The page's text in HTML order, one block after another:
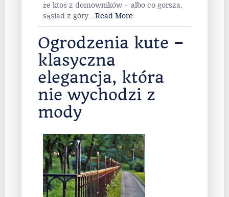
że ktoś z domowników – albo co gorsza,
sąsiad z góry… Read More
Ogrodzenia kute –
klasyczna
elegancja, która
nie wychodzi z
mody